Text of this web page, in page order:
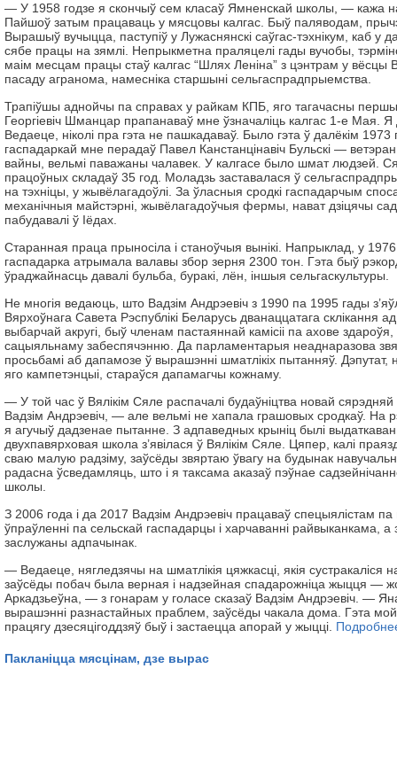
— У 1958 годзе я скончыў сем класаў Ямненскай школы, — кажа
Пайшоў затым працаваць у мясцовы калгас. Быў паляводам,
Вырашыў вучыцца, паступіў у Лужаснянскі саўгас-тэхнікум, каб у
сябе працы на зямлі. Непрыкметна праляцелі гады вучобы,
маім месцам працы стаў калгас “Шлях Леніна” з цэнтрам у вёсцы
пасаду агранома, намесніка старшыні сельгаспрадпрыемства.
Трапіўшы аднойчы па справах у райкам КПБ, яго тагачасны першы
Георгіевіч Шманцар прапанаваў мне ўзначаліць калгас 1-е Мая. Я
Ведаеце, ніколі пра гэта не пашкадаваў. Было гэта ў далёкім 1973
гаспадаркай мне перадаў Павел Канстанцінавіч Бульскі —
вайны, вельмі паважаны чалавек. У калгасе было шмат людзей.
працоўных складаў 35 год. Моладзь заставалася ў
на тэхніцы, у жывёлагадоўлі. За ўласныя сродкі гаспадарчым
механічныя майстэрні, жывёлагадоўчыя фермы, нават дзіцячы
пабудавалі ў Іёдах.
Старанная праца прыносіла і станоўчыя вынікі. Напрыклад, у
гаспадарка атрымала валавы збор зерня 2300 тон. Гэта быў
ўраджайнасць давалі бульба, буракі, лён, іншыя сельгаскультуры.
Не многія ведаюць, што Вадзім Андрэевіч з 1990 па 1995 гады
Вярхоўнага Савета Рэспублікі Беларусь дванаццатага склікання
выбарчай акругі, быў членам пастаяннай камісіі па ахове здароўя,
сацыяльнаму забеспячэнню. Да парламентарыя неаднаразова
просьбамі аб дапамозе ў вырашэнні шматлікіх пытанняў. Дэпутат,
яго кампетэнцыі, стараўся дапамагчы кожнаму.
— У той час ў Вялікім Сяле распачалі будаўніцтва новай
Вадзім Андрэевіч, — але вельмі не хапала грашовых сродкаў. На
я агучыў дадзенае пытанне. З адпаведных крыніц былі
двухпавярховая школа з’явілася ў Вялікім Сяле. Цяпер, калі
сваю малую радзіму, заўсёды звяртаю ўвагу на будынак
радасна ўсведамляць, што і я таксама аказаў пэўнае
школы.
З 2006 года і да 2017 Вадзім Андрэевіч працаваў спецыялістам па
ўпраўленні па сельскай гаспадарцы і харчаванні райвыканкама,
заслужаны адпачынак.
— Ведаеце, нягледзячы на шматлікія цяжкасці, якія сустракаліся
заўсёды побач была верная і надзейная спадарожніца жыцця —
Аркадзьеўна, — з гонарам у голасе сказаў Вадзім Андрэевіч. —
вырашэнні разнастайных праблем, заўсёды чакала дома. Гэта
працягу дзесяцігоддзяў быў і застаецца апорай у жыцці.
Пакланіцца мясцінам, дзе вырас